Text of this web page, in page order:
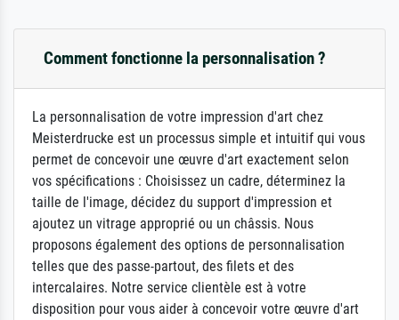
Comment fonctionne la personnalisation ?
La personnalisation de votre impression d'art chez
Meisterdrucke est un processus simple et intuitif qui vous
permet de concevoir une œuvre d'art exactement selon
vos spécifications : Choisissez un cadre, déterminez la
taille de l'image, décidez du support d'impression et
ajoutez un vitrage approprié ou un châssis. Nous
proposons également des options de personnalisation
telles que des passe-partout, des filets et des
intercalaires. Notre service clientèle est à votre
disposition pour vous aider à concevoir votre œuvre d'art